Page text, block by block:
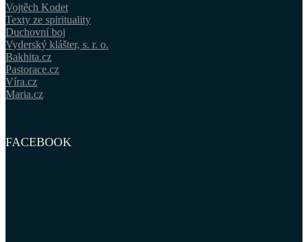
Vojtěch Kodet
Texty ze spirituality
Duchovní boj
Vyderský klášter, s. r. o.
Bakhita.cz
Pastorace.cz
Víra.cz
Maria.cz
FACEBOOK